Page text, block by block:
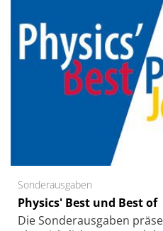
Sonderausgaben
Physics' Best und Best of
Die Sonder­ausgaben